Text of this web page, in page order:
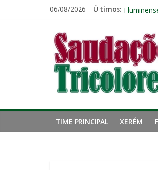
06/08/2026 Últimos:
John
Igor
Tricolores
TIME PRINCIPAL XERÉM